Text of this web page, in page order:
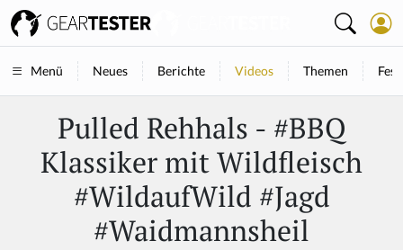
Menü Neues Berichte Videos Themen
Pulled Rehhals - #BBQ
Klassiker mit Wildfleisch
#WildaufWild #Jagd
#Waidmannsheil